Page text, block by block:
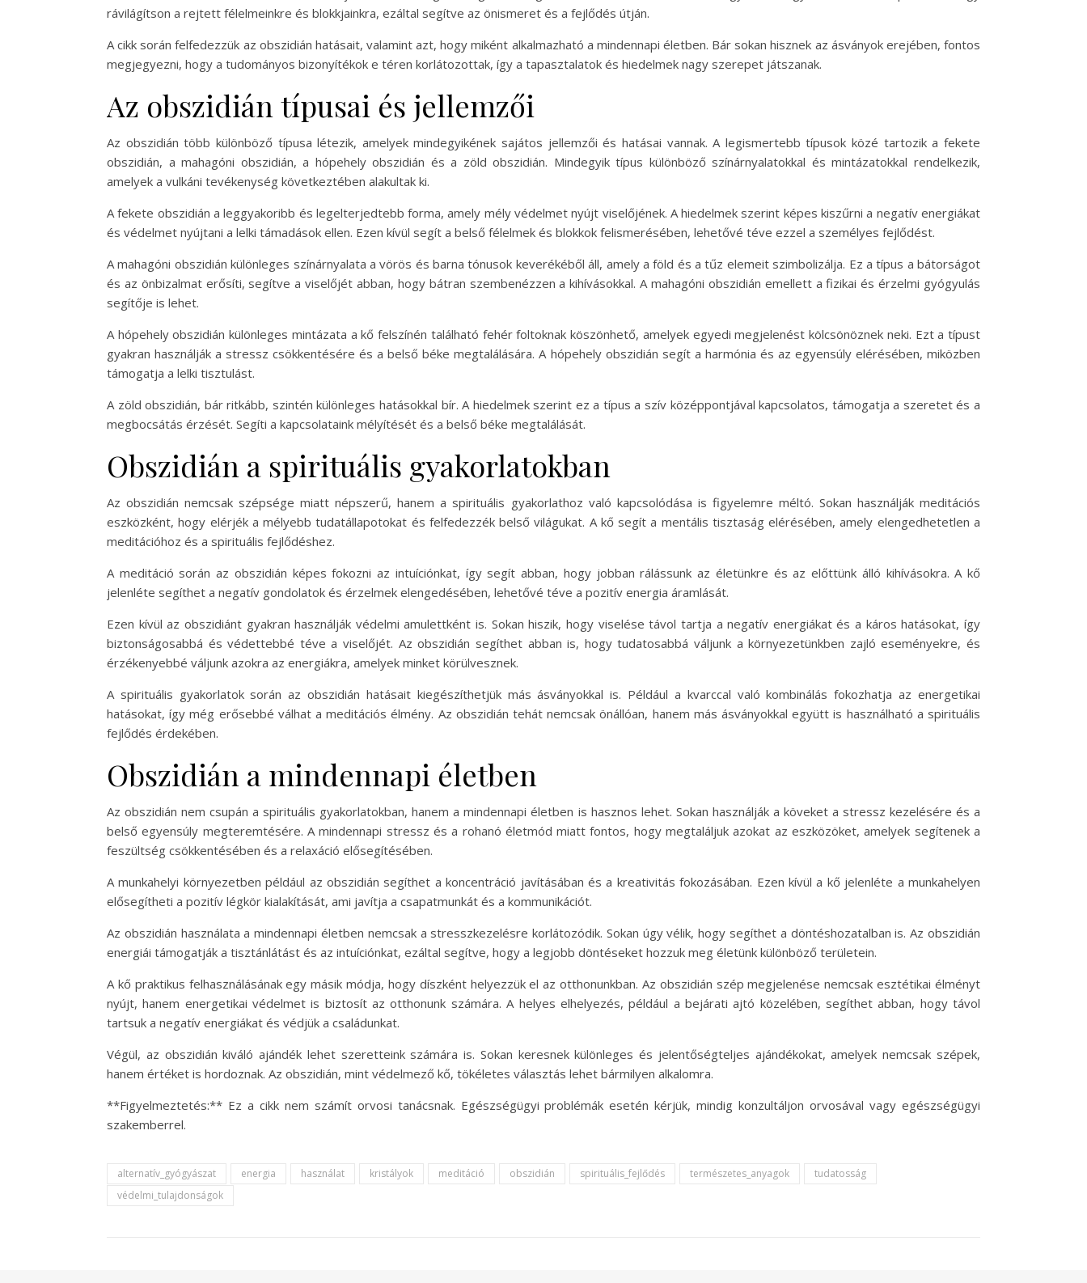
rávilágítson a rejtett félelmeinkre és blokkjainkra, ezáltal segítve az önismeret és a fejlődés útján.
A cikk során felfedezzük az obszidián hatásait, valamint azt, hogy miként alkalmazható a mindennapi életben. Bár sokan hisznek az ásványok erejében, fontos
megjegyezni, hogy a tudományos bizonyítékok e téren korlátozottak, így a tapasztalatok és hiedelmek nagy szerepet játszanak.
Az obszidián típusai és jellemzői
Az obszidián több különböző típusa létezik, amelyek mindegyikének sajátos jellemzői és hatásai vannak. A legismertebb típusok közé tartozik a fekete
obszidián, a mahagóni obszidián, a hópehely obszidián és a zöld obszidián. Mindegyik típus különböző színárnyalatokkal és mintázatokkal rendelkezik,
amelyek a vulkáni tevékenység következtében alakultak ki.
A fekete obszidián a leggyakoribb és legelterjedtebb forma, amely mély védelmet nyújt viselőjének. A hiedelmek szerint képes kiszűrni a negatív energiákat
és védelmet nyújtani a lelki támadások ellen. Ezen kívül segít a belső félelmek és blokkok felismerésében, lehetővé téve ezzel a személyes fejlődést.
A mahagóni obszidián különleges színárnyalata a vörös és barna tónusok keverékéből áll, amely a föld és a tűz elemeit szimbolizálja. Ez a típus a bátorságot
és az önbizalmat erősíti, segítve a viselőjét abban, hogy bátran szembenézzen a kihívásokkal. A mahagóni obszidián emellett a fizikai és érzelmi gyógyulás
segítője is lehet.
A hópehely obszidián különleges mintázata a kő felszínén található fehér foltoknak köszönhető, amelyek egyedi megjelenést kölcsönöznek neki. Ezt a típust
gyakran használják a stressz csökkentésére és a belső béke megtalálására. A hópehely obszidián segít a harmónia és az egyensúly elérésében, miközben
támogatja a lelki tisztulást.
A zöld obszidián, bár ritkább, szintén különleges hatásokkal bír. A hiedelmek szerint ez a típus a szív középpontjával kapcsolatos, támogatja a szeretet és a
megbocsátás érzését. Segíti a kapcsolataink mélyítését és a belső béke megtalálását.
Obszidián a spirituális gyakorlatokban
Az obszidián nemcsak szépsége miatt népszerű, hanem a spirituális gyakorlathoz való kapcsolódása is figyelemre méltó. Sokan használják meditációs
eszközként, hogy elérjék a mélyebb tudatállapotokat és felfedezzék belső világukat. A kő segít a mentális tisztaság elérésében, amely elengedhetetlen a
meditációhoz és a spirituális fejlődéshez.
A meditáció során az obszidián képes fokozni az intuíciónkat, így segít abban, hogy jobban rálássunk az életünkre és az előttünk álló kihívásokra. A kő
jelenléte segíthet a negatív gondolatok és érzelmek elengedésében, lehetővé téve a pozitív energia áramlását.
Ezen kívül az obszidiánt gyakran használják védelmi amulettként is. Sokan hiszik, hogy viselése távol tartja a negatív energiákat és a káros hatásokat, így
biztonságosabbá és védettebbé téve a viselőjét. Az obszidián segíthet abban is, hogy tudatosabbá váljunk a környezetünkben zajló eseményekre, és
érzékenyebbé váljunk azokra az energiákra, amelyek minket körülvesznek.
A spirituális gyakorlatok során az obszidián hatásait kiegészíthetjük más ásványokkal is. Például a kvarccal való kombinálás fokozhatja az energetikai
hatásokat, így még erősebbé válhat a meditációs élmény. Az obszidián tehát nemcsak önállóan, hanem más ásványokkal együtt is használható a spirituális
fejlődés érdekében.
Obszidián a mindennapi életben
Az obszidián nem csupán a spirituális gyakorlatokban, hanem a mindennapi életben is hasznos lehet. Sokan használják a köveket a stressz kezelésére és a
belső egyensúly megteremtésére. A mindennapi stressz és a rohanó életmód miatt fontos, hogy megtaláljuk azokat az eszközöket, amelyek segítenek a
feszültség csökkentésében és a relaxáció elősegítésében.
A munkahelyi környezetben például az obszidián segíthet a koncentráció javításában és a kreativitás fokozásában. Ezen kívül a kő jelenléte a munkahelyen
elősegítheti a pozitív légkör kialakítását, ami javítja a csapatmunkát és a kommunikációt.
Az obszidián használata a mindennapi életben nemcsak a stresszkezelésre korlátozódik. Sokan úgy vélik, hogy segíthet a döntéshozatalban is. Az obszidián
energiái támogatják a tisztánlátást és az intuíciónkat, ezáltal segítve, hogy a legjobb döntéseket hozzuk meg életünk különböző területein.
A kő praktikus felhasználásának egy másik módja, hogy díszként helyezzük el az otthonunkban. Az obszidián szép megjelenése nemcsak esztétikai élményt
nyújt, hanem energetikai védelmet is biztosít az otthonunk számára. A helyes elhelyezés, például a bejárati ajtó közelében, segíthet abban, hogy távol
tartsuk a negatív energiákat és védjük a családunkat.
Végül, az obszidián kiváló ajándék lehet szeretteink számára is. Sokan keresnek különleges és jelentőségteljes ajándékokat, amelyek nemcsak szépek,
hanem értéket is hordoznak. Az obszidián, mint védelmező kő, tökéletes választás lehet bármilyen alkalomra.
**Figyelmeztetés:** Ez a cikk nem számít orvosi tanácsnak. Egészségügyi problémák esetén kérjük, mindig konzultáljon orvosával vagy egészségügyi
szakemberrel.
alternatív_gyógyászat energia használat kristályok meditáció obszidián spirituális_fejlődés természetes_anyagok
tudatosság
védelmi_tulajdonságok